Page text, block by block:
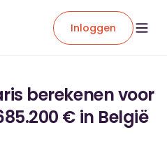
Inloggen
berekenen voor
€ in België